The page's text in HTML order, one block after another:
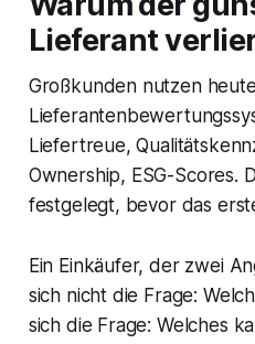
Lieferant
Großkunden nutzen
Liefertreue,
Ownership, ESG-Scores.
festgelegt, bevor das
Ein Einkäufer, der zwei
sich nicht die Frage:
sich die Frage: Welches